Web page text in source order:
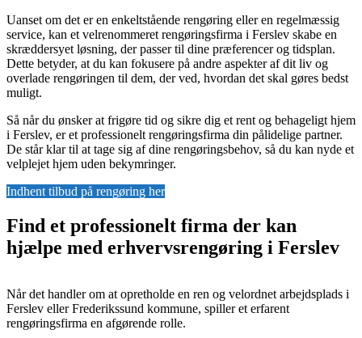
Uanset om det er en enkeltstående rengøring eller en regelmæssig
service, kan et velrenommeret rengøringsfirma i Ferslev skabe en
skræddersyet løsning, der passer til dine præferencer og tidsplan.
Dette betyder, at du kan fokusere på andre aspekter af dit liv og
overlade rengøringen til dem, der ved, hvordan det skal gøres bedst
muligt.
Så når du ønsker at frigøre tid og sikre dig et rent og behageligt hjem
i Ferslev, er et professionelt rengøringsfirma din pålidelige partner.
De står klar til at tage sig af dine rengøringsbehov, så du kan nyde et
velplejet hjem uden bekymringer.
Indhent tilbud på rengøring her
Find et professionelt firma der kan
hjælpe med erhvervsrengøring i Ferslev
Når det handler om at opretholde en ren og velordnet arbejdsplads i
Ferslev eller Frederikssund kommune, spiller et erfarent
rengøringsfirma en afgørende rolle.